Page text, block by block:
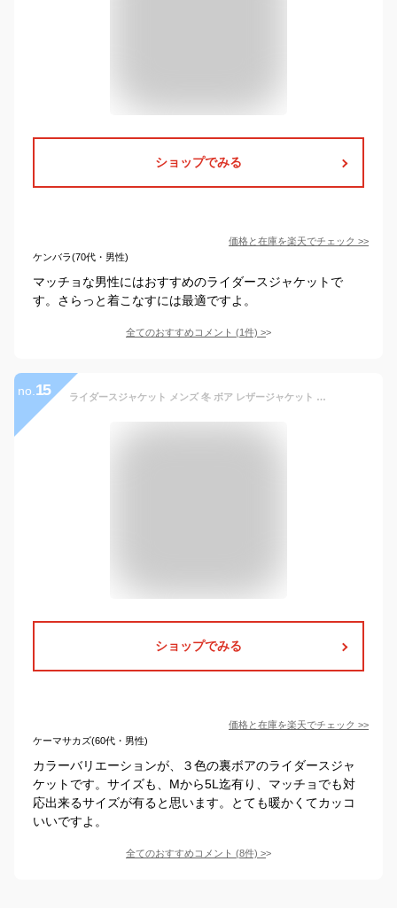
ショップでみる
価格と在庫を楽天でチェック >>
ケンバラ(70代・男性)
マッチョな男性にはおすすめのライダースジャケットで
す。さらっと着こなすには最適ですよ。
全てのおすすめコメント (1件) >
no. 15 ライダースジャケット メンズ 冬 ボア レザージャケット 裏ボア ファー ジャケット ライダース 冬服 ブルゾン 革ジャン 暖か 冬アウター 白 黒 ワイン 【送料無料】 VK-O137001
ショップでみる
価格と在庫を楽天でチェック >>
ケーマサカズ(60代・男性)
カラーバリエーションが、３色の裏ボアのライダースジャ
ケットです。サイズも、Mから5L迄有り、マッチョでも対
応出来るサイズが有ると思います。とても暖かくてカッコ
いいですよ。
全てのおすすめコメント (8件) >